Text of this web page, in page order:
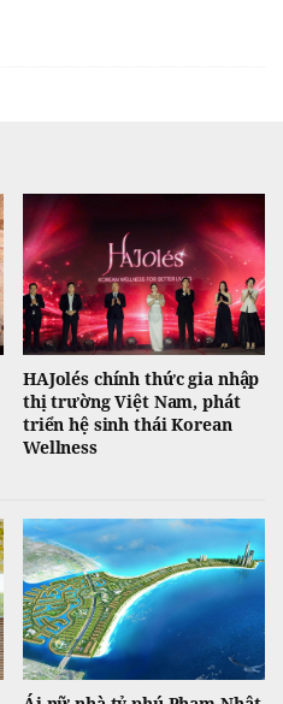
HAJolés chính thức gia nhập
thị trường Việt Nam, phát
triển hệ sinh thái Korean
Wellness